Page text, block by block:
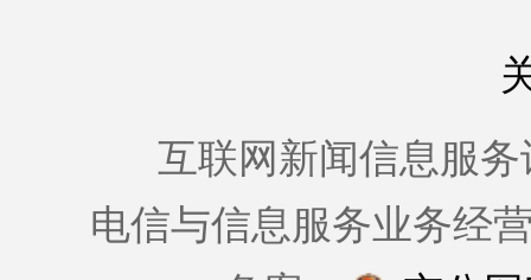
互联网新闻信息服务
电信与信息服务业务经